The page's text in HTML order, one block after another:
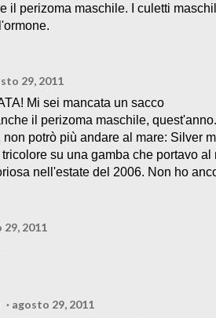
il perizoma maschile. I culetti
29, 2011
Mi sei mancata un sacco
il perizoma maschile,
non potrò più andare al mare: Silver
su una gamba che portavo
nell'estate del 2006. Non ho
2011
agosto 29, 2011